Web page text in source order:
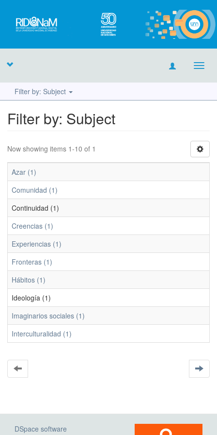
Filter by: Subject
Filter by: Subject
Now showing items 1-10 of 1
Azar (1)
Comunidad (1)
Continuidad (1)
Creencias (1)
Experiencias (1)
Fronteras (1)
Hábitos (1)
Ideología (1)
Imaginarios sociales (1)
Interculturalidad (1)
DSpace software